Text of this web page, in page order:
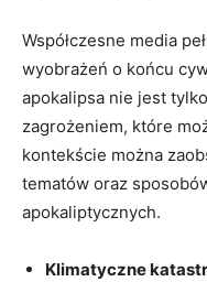
Współczesne media
wyobrażeń o końcu
apokalipsa nie jest
zagrożeniem, które
kontekście można
tematów oraz
apokaliptycznych.
Klimatyczne